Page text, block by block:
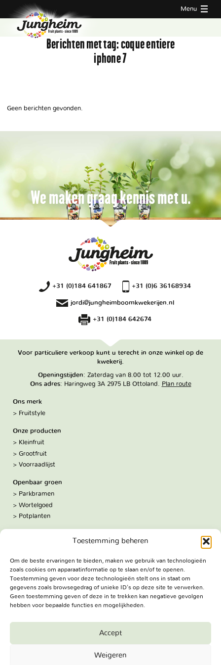
Toestemming beheren
Om de beste ervaringen te bieden, maken we gebruik van technologieën
zoals cookies om apparaatinformatie op te slaan en/of te openen.
Toestemming geven voor deze technologieën stelt ons in staat om
gegevens zoals browsegedrag of unieke ID's op deze site te verwerken.
Geen toestemming geven of deze in te trekken kan negatieve gevolgen
hebben voor bepaalde functies en mogelijkheden.
Accept
Weigeren
Menu
Berichten met tag:coque entiere
iphone 7
Geen berichten gevonden.
We maken graag kennis met u.
+31 (0)184 641867 +31 (0)6 36168934
jordi@jungheimboomkwekerijen.nl
+31 (0)184 642674
Voor particuliere verkoop kunt u terecht in onze winkel op de
kwekerij.
Openingstijden: Zaterdag van 8.00 tot 12.00 uur.
Ons adres: Haringweg 3A 2975 LB Ottoland. Plan route
Ons merk
Fruitstyle
Onze producten
Kleinfruit
Grootfruit
Voorraadlijst
Openbaar groen
Parkbramen
Wortelgoed
Potplanten
Volg ons:
Facebook
Bezoekadres
Haringweg 3A
2975 LB Ottoland
Reserved.